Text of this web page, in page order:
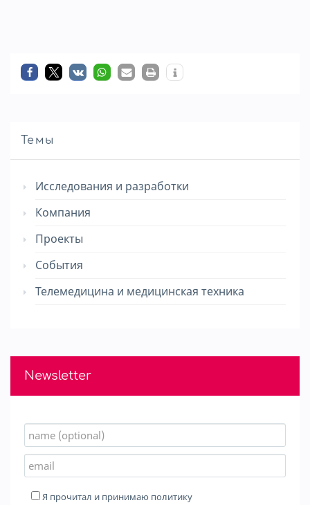
Темы
Исследования и разработки
Компания
Проекты
События
Телемедицина и медицинская техника
Newsletter
Я прочитал и принимаю политику